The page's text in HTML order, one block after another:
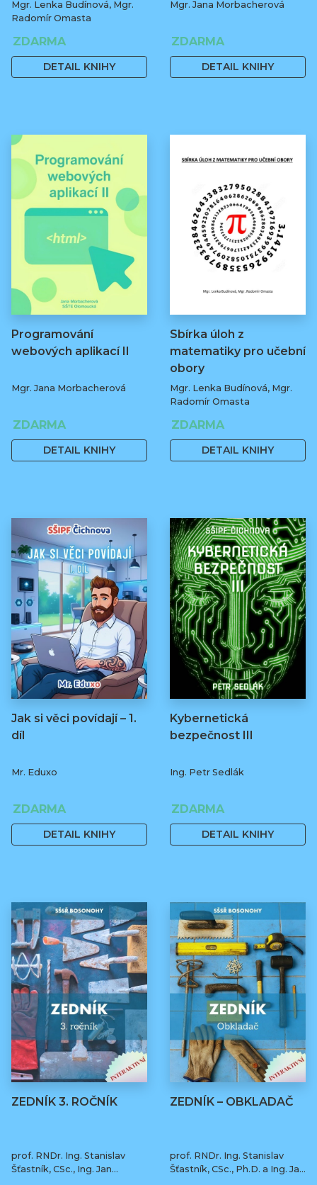
Mgr. Lenka Budínová, Mgr.
Radomír Omasta
ZDARMA
DETAIL KNIHY
Mgr. Jana Morbacherová
ZDARMA
DETAIL KNIHY
Programování
webových aplikací II
Mgr. Jana Morbacherová
ZDARMA
DETAIL KNIHY
Sbírka úloh z
matematiky pro učební
obory
Mgr. Lenka Budínová, Mgr.
Radomír Omasta
ZDARMA
DETAIL KNIHY
Jak si věci povídají – 1.
díl
Mr. Eduxo
ZDARMA
DETAIL KNIHY
Kybernetická
bezpečnost III
Ing. Petr Sedlák
ZDARMA
DETAIL KNIHY
ZEDNÍK 3. ROČNÍK
prof. RNDr. Ing. Stanislav
Šťastník, CSc., Ing. Jan
ZEDNÍK – OBKLADAČ
prof. RNDr. Ing. Stanislav
Šťastník, CSc., Ph.D. a Ing. Jan